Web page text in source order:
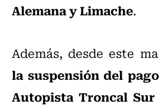
Alemana y Limache.
Además, desde este
la suspensión del
Autopista Troncal